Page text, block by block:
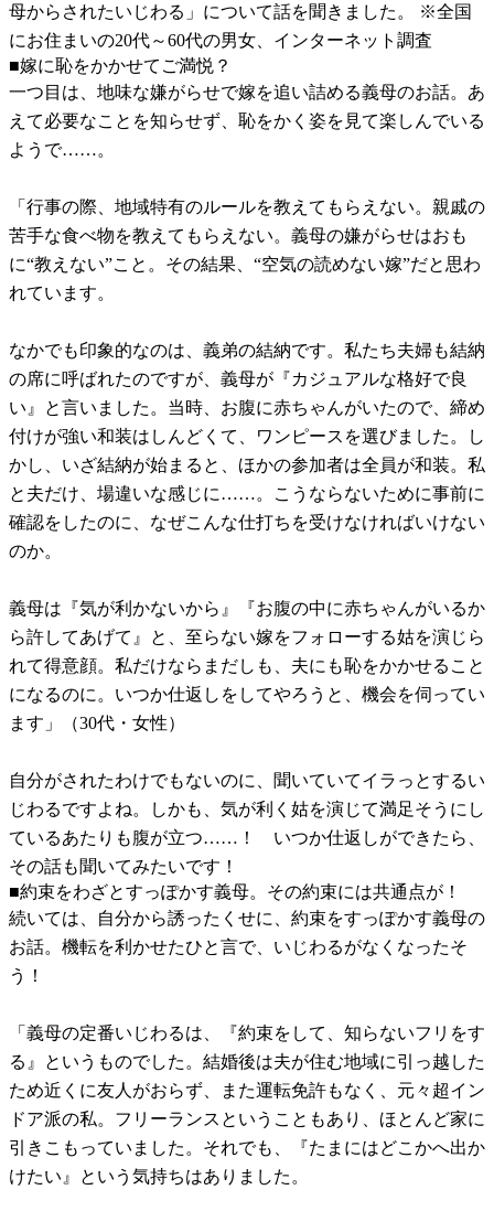
母からされたいじわる」について話を聞きました。 ※全国
にお住まいの20代～60代の男女、インターネット調査
■嫁に恥をかかせてご満悦？
一つ目は、地味な嫌がらせで嫁を追い詰める義母のお話。あ
えて必要なことを知らせず、恥をかく姿を見て楽しんでいる
ようで……。
「行事の際、地域特有のルールを教えてもらえない。親戚の
苦手な食べ物を教えてもらえない。義母の嫌がらせはおも
に“教えない”こと。その結果、“空気の読めない嫁”だと思わ
れています。
なかでも印象的なのは、義弟の結納です。私たち夫婦も結納
の席に呼ばれたのですが、義母が『カジュアルな格好で良
い』と言いました。当時、お腹に赤ちゃんがいたので、締め
付けが強い和装はしんどくて、ワンピースを選びました。し
かし、いざ結納が始まると、ほかの参加者は全員が和装。私
と夫だけ、場違いな感じに……。こうならないために事前に
確認をしたのに、なぜこんな仕打ちを受けなければいけない
のか。
義母は『気が利かないから』『お腹の中に赤ちゃんがいるか
ら許してあげて』と、至らない嫁をフォローする姑を演じら
れて得意顔。私だけならまだしも、夫にも恥をかかせること
になるのに。いつか仕返しをしてやろうと、機会を伺ってい
ます」（30代・女性）
自分がされたわけでもないのに、聞いていてイラっとするい
じわるですよね。しかも、気が利く姑を演じて満足そうにし
ているあたりも腹が立つ……！ いつか仕返しができたら、
その話も聞いてみたいです！
■約束をわざとすっぽかす義母。その約束には共通点が！
続いては、自分から誘ったくせに、約束をすっぽかす義母の
お話。機転を利かせたひと言で、いじわるがなくなったそ
う！
「義母の定番いじわるは、『約束をして、知らないフリをす
る』というものでした。結婚後は夫が住む地域に引っ越した
ため近くに友人がおらず、また運転免許もなく、元々超イン
ドア派の私。フリーランスということもあり、ほとんど家に
引きこもっていました。それでも、『たまにはどこかへ出か
けたい』という気持ちはありました。